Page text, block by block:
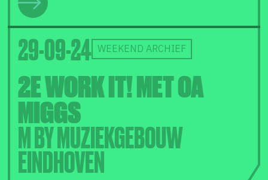
29-09-24 WEEKEND ARCHIEF
2E WORK IT! MET OA
MIGGS
M BY MUZIEKGEBOUW
EINDHOVEN